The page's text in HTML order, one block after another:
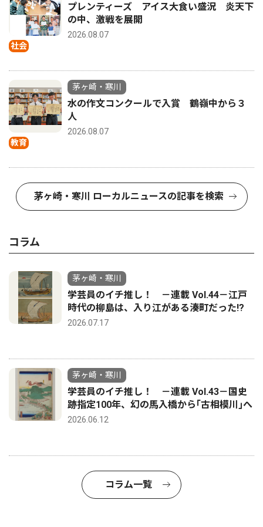
社会
プレンティーズ アイス大食い盛況 炎天下
の中、激戦を展開
2026.08.07
教育
茅ヶ崎・寒川
水の作文コンクールで入賞 鶴嶺中から３
人
2026.08.07
茅ヶ崎・寒川 ローカルニュースの記事を検索
コラム
茅ヶ崎・寒川
学芸員のイチ推し！ －連載 Vol.44－江戸
時代の柳島は、入り江がある湊町だった!?
2026.07.17
茅ヶ崎・寒川
学芸員のイチ推し！ －連載 Vol.43－国史
跡指定100年、幻の馬入橋から｢古相模川｣へ
2026.06.12
コラム一覧